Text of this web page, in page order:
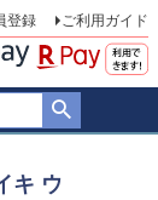
登録 ご利用ガイド
キ ウ